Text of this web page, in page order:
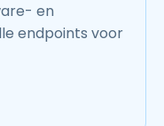
en
endpoints voor